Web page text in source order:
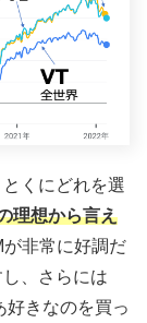
くにどれを選
理想から言え
非常に好調だ
、さらには
好きなのを買っ